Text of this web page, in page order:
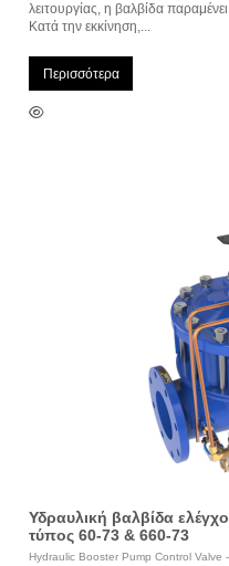
λειτουργίας, η βαλβίδα
Κατά την εκκίνηση,...
Περισσότερα
Υδραυλική βαλβίδα
τύπος 60-73 & 660-73
Hydraulic Booster Pump Control Valve